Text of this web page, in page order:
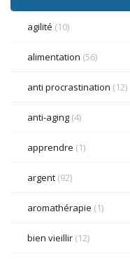
agilité (10)
alimentation (56)
anti procrastination (12)
anti-aging (4)
apprendre (1)
argent (92)
aromathérapie (1)
bien vieillir (12)